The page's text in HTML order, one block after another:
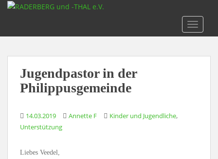
p
Jugendpastor in der
Philippusgemeinde
14.03.2019 Annette F Kinder und Jugendliche,
Unterstützung
Liebes Veedel,